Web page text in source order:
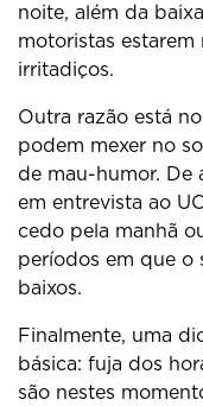
noite, além da
motoristas estarem
irritadiços.
Outra razão está
podem mexer no
de mau-humor. De
em entrevista ao
cedo pela manhã
períodos em que o
baixos.
Finalmente, uma
básica: fuja dos
são nestes